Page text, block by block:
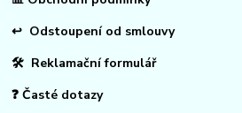
↩ Odstoupení od smlouvy
🛠 Reklamační formulář
❓ Časté dotazy